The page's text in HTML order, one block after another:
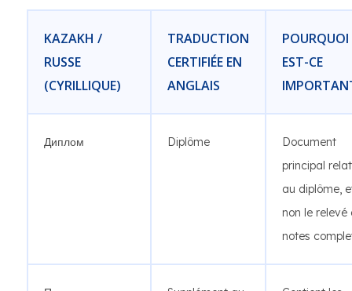
KAZAKH /
RUSSE
(CYRILLIQUE)
TRADUCTION
CERTIFIÉE EN
ANGLAIS
POURQUOI
EST-CE
Диплом Diplôme
Document
principal
au diplôme,
non le relevé
notes